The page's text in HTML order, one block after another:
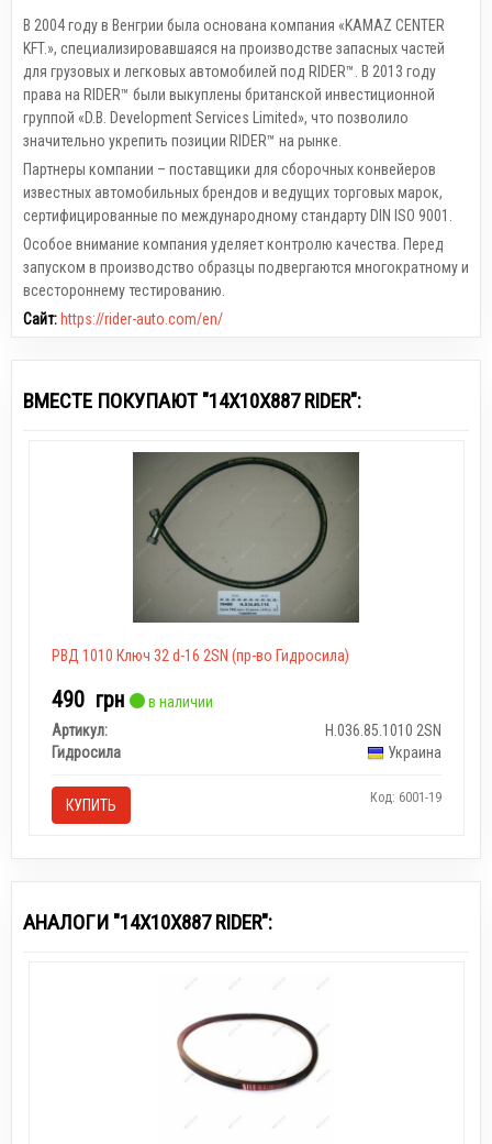
В 2004 году в Венгрии была основана компания «KAMAZ CENTER
KFT.», специализировавшаяся на производстве запасных частей
для грузовых и легковых автомобилей под RIDER™. В 2013 году
права на RIDER™ были выкуплены британской инвестиционной
группой «D.B. Development Services Limited», что позволило
значительно укрепить позиции RIDER™ на рынке.
Партнеры компании – поставщики для сборочных конвейеров
известных автомобильных брендов и ведущих торговых марок,
сертифицированные по международному стандарту DIN ISO 9001.
Особое внимание компания уделяет контролю качества. Перед
запуском в производство образцы подвергаются многократному и
всестороннему тестированию.
Сайт: https://rider-auto.com/en/
ВМЕСТЕ ПОКУПАЮТ "14Х10Х887 RIDER":
РВД 1010 Ключ 32 d-16 2SN (пр-во Гидросила)
490 грн
в наличии
Артикул:
Н.036.85.1010 2SN
Гидросила
Украина
КУПИТЬ Код: 6001-19
АНАЛОГИ "14Х10Х887 RIDER":